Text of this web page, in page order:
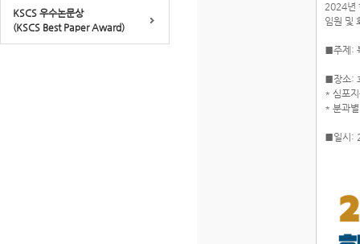
KSCS 우수논문상
(KSCS Best Paper Award)
2024년
임원 및
■주제:
■장소:
* 심포
* 분과
■일시: